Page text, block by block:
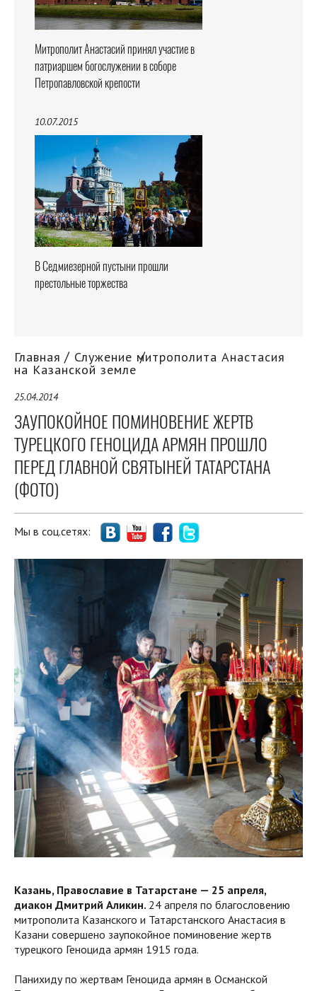
Митрополит Анастасий принял участие в
патриаршем богослужении в соборе
Петропавловской крепости
10.07.2015
В Седмиезерной пустыни прошли
престольные торжества
Главная Служение митрополита Анастасия
на Казанской земле
25.04.2014
ЗАУПОКОЙНОЕ ПОМИНОВЕНИЕ ЖЕРТВ
ТУРЕЦКОГО ГЕНОЦИДА АРМЯН ПРОШЛО
ПЕРЕД ГЛАВНОЙ СВЯТЫНЕЙ ТАТАРСТАНА
(ФОТО)
Мы в соц.сетях:
Казань, Православие в Татарстане — 25 апреля,
диакон Дмитрий Аликин. 24 апреля по благословению
митрополита Казанского и Татарстанского Анастасия в
Казани совершено заупокойное поминовение жертв
турецкого Геноцида армян 1915 года.
Панихиду по жертвам Геноцида армян в Османской